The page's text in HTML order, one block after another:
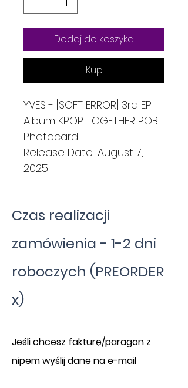
Dodaj do koszyka
Kup
YVES - [SOFT ERROR] 3rd EP
Album KPOP TOGETHER POB
Photocard
Release Date: August 7,
2025
Czas realizacji
zamówienia - 1-2 dni
roboczych (PREORDER
x)
​Jeśli chcesz fakturę/paragon z
nipem wyślij dane na e-mail